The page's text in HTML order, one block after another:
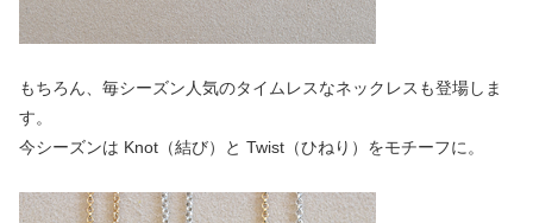
もちろん、毎シーズン人気のタイムレスなネックレスも登場しま
す。
今シーズンは Knot（結び）と Twist（ひねり）をモチーフに。